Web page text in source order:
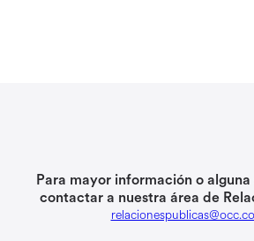
Para mayor información o
contactar a nuestra área de